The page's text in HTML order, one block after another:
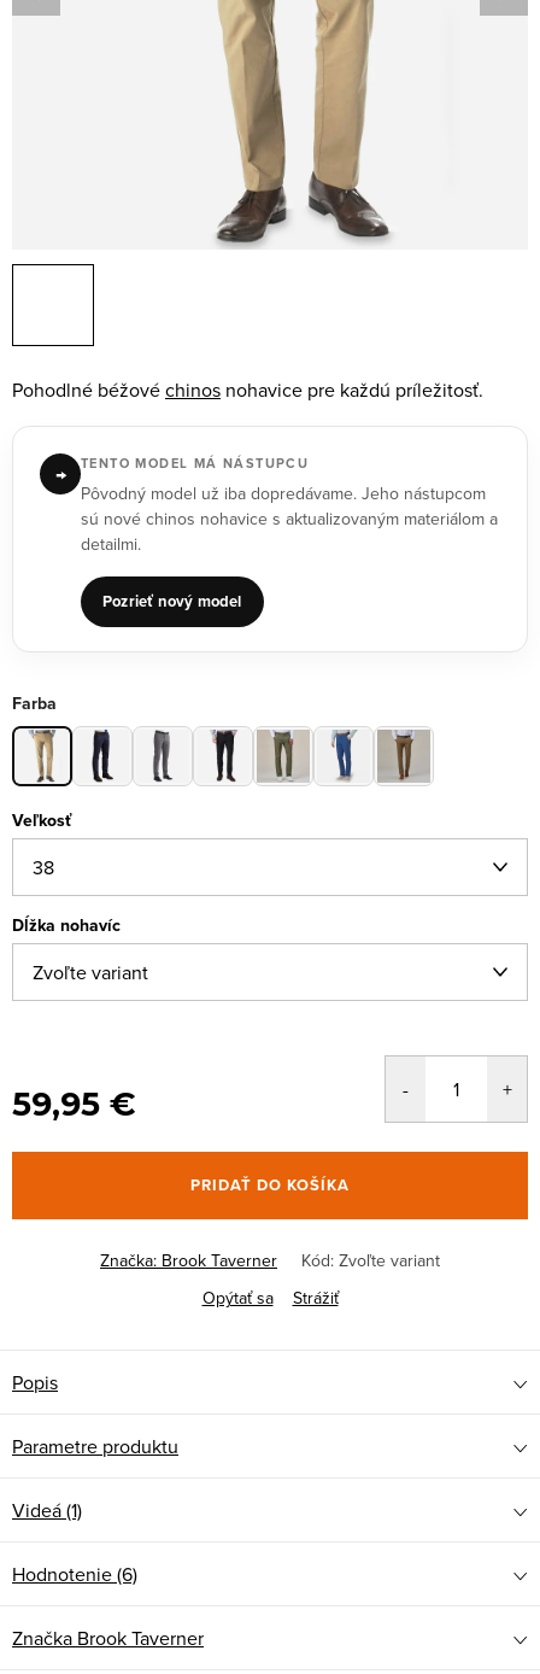
Pohodlné béžovéchinos nohavice pre každú príležitosť.
→ TENTO MODEL MÁ NÁSTUPCU
Pôvodný model už iba dopredávame. Jeho nástupcom
sú nové chinos nohavice s aktualizovaným materiálom a
detailmi.
Pozrieť nový model
Farba
Veľkosť
Dĺžka nohavíc
59,95 €
PRIDAŤ DO KOŠÍKA
Značka: Brook Taverner Kód: Zvoľte variant
Opýtať sa
Strážiť
Popis
Parametre produktu
Videá (1)
Hodnotenie (6)
Značka Brook Taverner